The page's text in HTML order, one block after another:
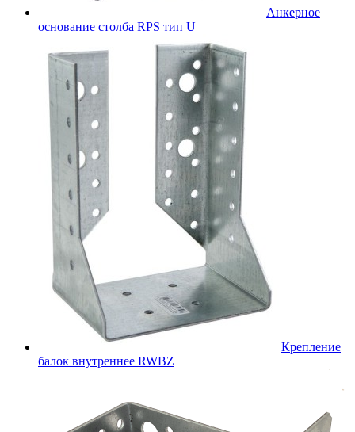
Анкерное
основание столба RPS тип U
Крепление
балок внутреннее RWBZ